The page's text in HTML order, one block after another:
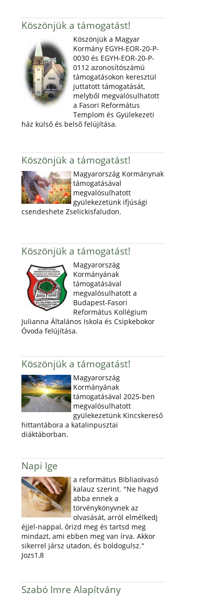
Köszönjük a támogatást!
Köszönjük a Magyar
Kormány EGYH-EOR-20-P-
0030 és EGYH-EOR-20-P-
0112 azonosítószámú
támogatásokon keresztül
juttatott támogatását,
melyből megvalósulhatott
a Fasori Református
Templom és Gyülekezeti
ház külső és belső felújítása.
Köszönjük a támogatást!
Magyarország Kormánynak
támogatásával
megvalósulhatott
gyülekezetünk ifjúsági
csendeshete Zselickisfaludon.
Köszönjük a támogatást!
Magyarország
Kormányának
támogatásával
megvalósulhatott a
Budapest-Fasori
Református Kollégium
Julianna Általános Iskola és Csipkebokor
Óvoda felújítása.
Köszönjük a támogatást!
Magyarország
Kormányának
támogatásával 2025-ben
megvalósulhatott
gyülekezetünk Kincskereső
hittantábora a katalinpusztai
diáktáborban.
Napi Ige
a református Bibliaolvasó
kalauz szerint. "Ne hagyd
abba ennek a
törvénykönyvnek az
olvasását, arról elmélkedj
éjjel-nappal, őrizd meg és tartsd meg
mindazt, ami ebben meg van írva. Akkor
sikerrel jársz utadon, és boldogulsz."
Jozs1,8
Szabó Imre Alapítvány